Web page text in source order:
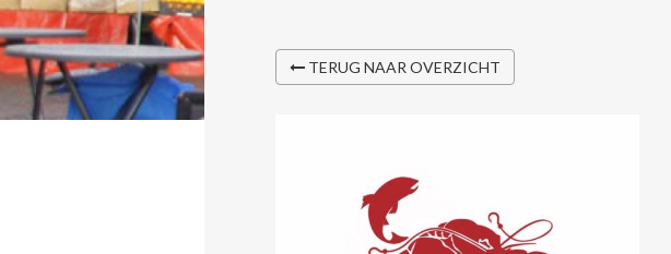
TERUG NAAR OVERZICHT